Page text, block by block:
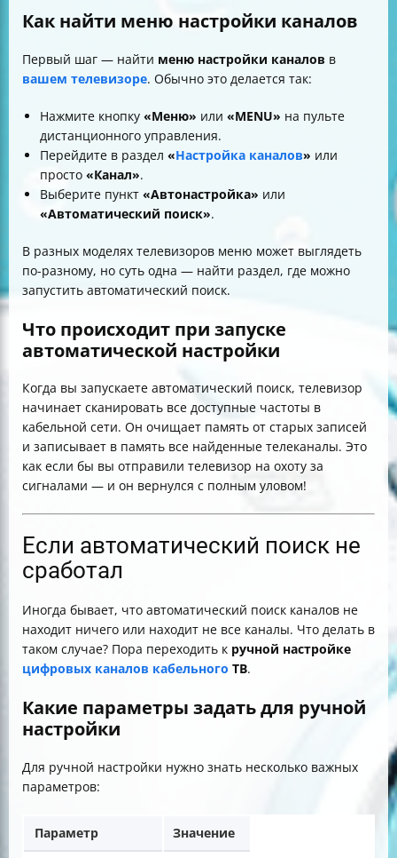
Как найти меню настройки каналов
Первый шаг — найти меню настройки каналов в
вашем телевизоре. Обычно это делается так:
Нажмите кнопку «Меню» или «MENU» на пульте
дистанционного управления.
Перейдите в раздел «Настройка каналов» или
просто «Канал».
Выберите пункт «Автонастройка» или
«Автоматический поиск».
В разных моделях телевизоров меню может выглядеть
по-разному, но суть одна — найти раздел, где можно
запустить автоматический поиск.
Что происходит при запуске
автоматической настройки
Когда вы запускаете автоматический поиск, телевизор
начинает сканировать все доступные частоты в
кабельной сети. Он очищает память от старых записей
и записывает в память все найденные телеканалы. Это
как если бы вы отправили телевизор на охоту за
сигналами — и он вернулся с полным уловом!
Если автоматический поиск не
сработал
Иногда бывает, что автоматический поиск каналов не
находит ничего или находит не все каналы. Что делать в
таком случае? Пора переходить к ручной настройке
цифровых каналов кабельного ТВ.
Какие параметры задать для ручной
настройки
Для ручной настройки нужно знать несколько важных
параметров:
Параметр Значение